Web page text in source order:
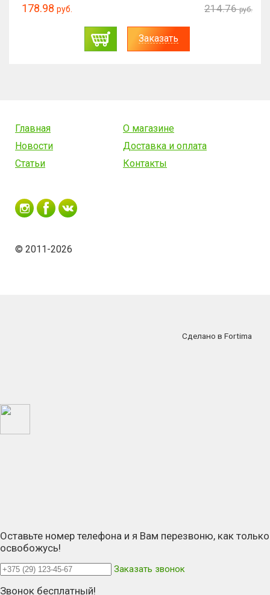
178.98 руб. 214.76 руб.
Заказать
Главная
О магазине
Новости
Доставка и оплата
Статьи
Контакты
© 2011-2026
Сделано в Fortima
Оставьте номер телефона и я Вам перезвоню, как только
освобожусь!
Заказать звонок
Звонок бесплатный!